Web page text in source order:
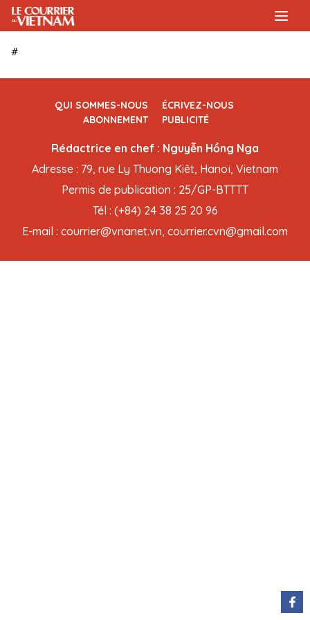
#
QUI SOMMES-NOUS
ÉCRIVEZ-NOUS
ABONNEMENT
PUBLICITÉ
Rédactrice en chef : Nguyễn Hồng Nga
Adresse : 79, rue Ly Thuong Kiêt, Hanoï, Vietnam
Permis de publication : 25/GP-BTTTT
Tél : (+84) 24 38 25 20 96
E-mail : courrier@vnanet.vn, courrier.cvn@gmail.com